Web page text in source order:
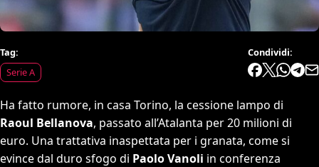
Tag:
Serie A
Condividi:
Ha fatto rumore, in casa Torino, la cessione lampo di
Raoul Bellanova, passato all’Atalanta per 20 milioni di
euro. Una trattativa inaspettata per i granata, come si
evince dal duro sfogo di Paolo Vanoli in conferenza